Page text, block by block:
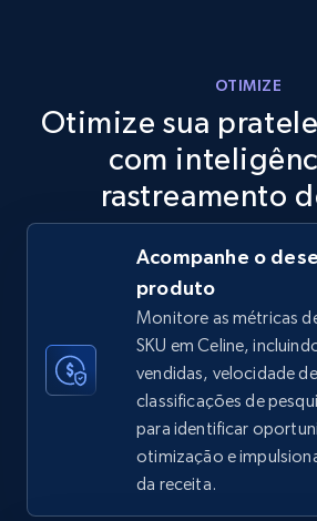
URL, Final price, Sku, Currency, Gtin,
more.
TikTok Shop
URL, Title, Available, Description,
price, Final price, Discount
668+
OTIMIZE
Otimize sua
com
rastreamento
Acompanhe o
produto
Monitore as métricas
SKU em Celine,
vendidas, velocidade
classificações de
para identificar
otimização e
da receita.